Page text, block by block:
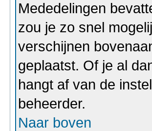
Mededelingen
zou je zo snel
verschijnen
geplaatst. Of je al
hangt af van de
beheerder.
Naar boven